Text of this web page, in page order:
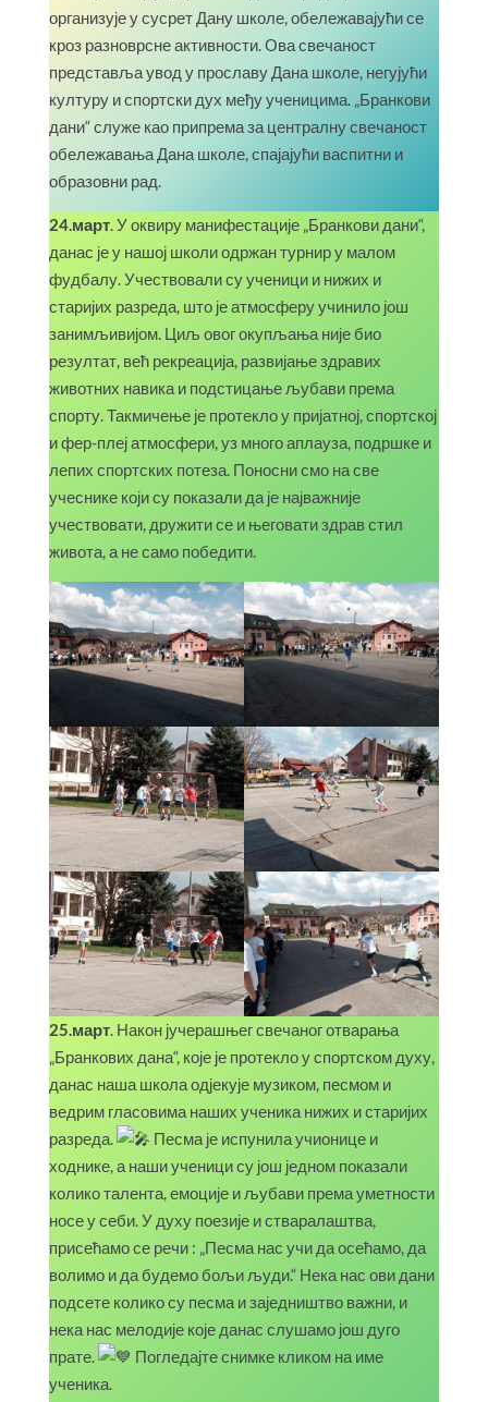
организује у сусрет Дану школе, обележавајући се
кроз разноврсне активности. Ова свечаност
представља увод у прославу Дана школе, негујући
културу и спортски дух међу ученицима. „Бранкови
дани“ служе као припрема за централну свечаност
обележавања Дана школе, спајајући васпитни и
образовни рад.
24.март. У оквиру манифестације „Бранкови дани“,
данас је у нашој школи одржан турнир у малом
фудбалу. Учествовали су ученици и нижих и
старијих разреда, што је атмосферу учинило још
занимљивијом. Циљ овог окупљања није био
резултат, већ рекреација, развијање здравих
животних навика и подстицање љубави према
спорту. Такмичење је протекло у пријатној, спортској
и фер-плеј атмосфери, уз много аплауза, подршке и
лепих спортских потеза. Поносни смо на све
учеснике који су показали да је најважније
учествовати, дружити се и његовати здрав стил
живота, а не само победити.
25.март. Након јучерашњег свечаног отварања
„Бранкових дана“, које је протекло у спортском духу,
данас наша школа одјекује музиком, песмом и
ведрим гласовима наших ученика нижих и старијих
разреда.
Песма је испунила учионице и
ходнике, а наши ученици су још једном показали
колико талента, емоције и љубави према уметности
носе у себи. У духу поезије и стваралаштва,
присећамо се речи : „Песма нас учи да осећамо, да
волимо и да будемо бољи људи.“ Нека нас ови дани
подсете колико су песма и заједништво важни, и
нека нас мелодије које данас слушамо још дуго
прате.
Погледајте снимке кликом на име
ученика.